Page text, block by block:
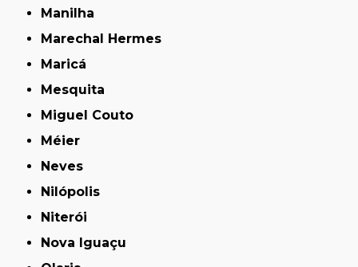
Manilha
Marechal Hermes
Maricá
Mesquita
Miguel Couto
Méier
Neves
Nilópolis
Niterói
Nova Iguaçu